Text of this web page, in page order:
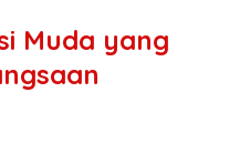
Muda yang